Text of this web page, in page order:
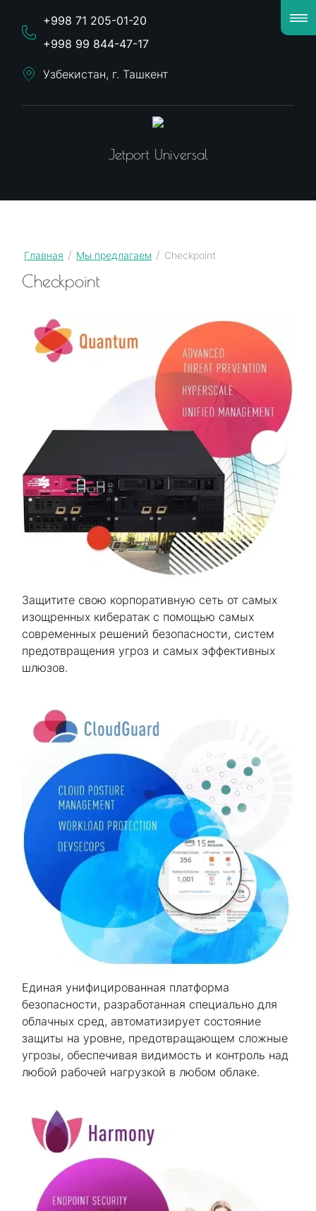
+998 71 205-01-20
+998 99 844-47-17
Узбекистан, г. Ташкент
Jetport Universal
Главная / Мы предлагаем / Checkpoint
Checkpoint
Защитите свою корпоративную сеть от самых
изощренных кибератак с помощью самых
современных решений безопасности, систем
предотвращения угроз и самых эффективных
шлюзов.
Единая унифицированная платформа
безопасности, разработанная специально для
облачных сред, автоматизирует состояние
защиты на уровне, предотвращающем сложные
угрозы, обеспечивая видимость и контроль над
любой рабочей нагрузкой в любом облаке.